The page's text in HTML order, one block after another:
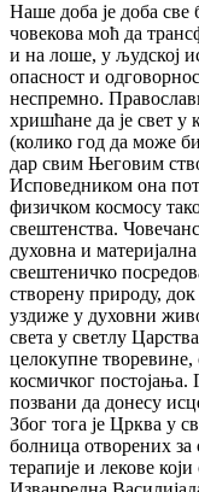
Наше доба је доба
човекова моћ да
и на лоше, у људској
опасност и
неспремно.
хришћане да је свет
(колико год да може
дар свим Његовим
Исповедником она
физичком космосу
свештенства.
духовна и
свештеничко
створену природу,
уздиже у духовни
света у светлу
целокупне творевине,
космичког
позвани да донесу
Због тога је Црква у
болница отворених
терапије и лекове